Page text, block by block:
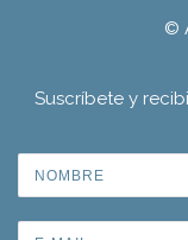
©
Suscríbete y